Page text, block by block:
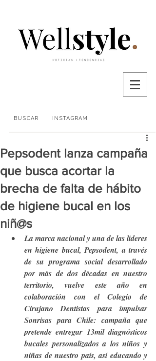
BUSCAR INSTAGRAM
Pepsodent lanza campaña
que busca acortar la
brecha de falta de hábito
de higiene bucal en los
niñ@s
La marca nacional y una de las líderes
en higiene bucal, Pepsodent, a través
de su programa social desarrollado
por más de dos décadas en nuestro
territorio, vuelve este año en
colaboración con el Colegio de
Cirujano Dentistas para impulsar
Sonrisas para Chile: campaña que
pretende entregar 13mil diagnósticos
bucales personalizados a los niños y
niñas de nuestro país, así educando y